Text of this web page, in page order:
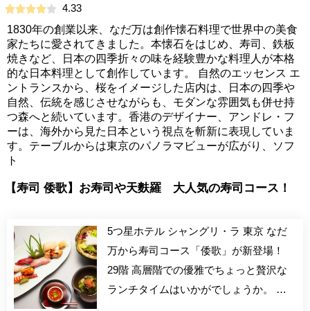
4.33
1830年の創業以来、なだ万は創作懐石料理で世界中の美食
家たちに愛されてきました。本懐石をはじめ、寿司、鉄板
焼きなど、日本の四季折々の味を経験豊かな料理人が本格
的な日本料理として創作しています。 自然のエッセンス エ
ントランスから、桜をイメージした店内は、日本の四季や
自然、伝統を感じさせながらも、モダンな雰囲気も併せ持
つ森へと続いています。香港のデザイナー、アンドレ・フ
ーは、海外から見た日本という視点を斬新に表現していま
す。テーブルからは東京のパノラマビューが広がり、ソフ
ト
【寿司 倭歌】お寿司や天麩羅 大人気の寿司コース！
5つ星ホテル シャングリ・ラ 東京 なだ
万から寿司コース「倭歌」が新登場！
29階 高層階での優雅でちょっと贅沢な
ランチタイムはいかがでしょうか。 誕